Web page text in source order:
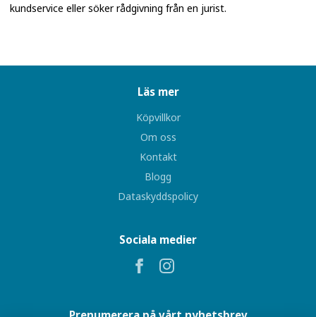
kundservice eller söker rådgivning från en jurist.
Läs mer
Köpvillkor
Om oss
Kontakt
Blogg
Dataskyddspolicy
Sociala medier